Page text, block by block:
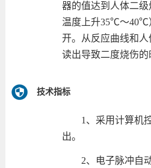
器的值达到人体二
温度上升35℃～40℃
开。从反应曲线和人
读出导致二度烧伤的
技术指标
1 、采用计算机
出。
2、电子脉冲自